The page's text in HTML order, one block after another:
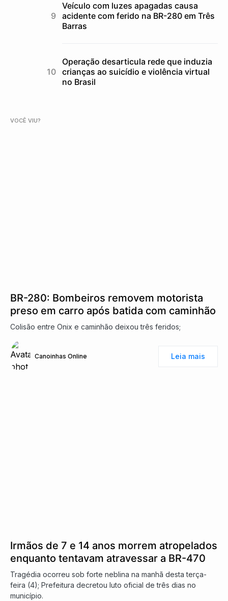
Veículo com luzes apagadas causa
acidente com ferido na BR-280 em Três
Barras
Operação desarticula rede que induzia
crianças ao suicídio e violência virtual
no Brasil
VOCÊ VIU?
BR-280: Bombeiros removem motorista
preso em carro após batida com caminhão
Colisão entre Onix e caminhão deixou três feridos;
Canoinhas Online Leia mais
Irmãos de 7 e 14 anos morrem atropelados
enquanto tentavam atravessar a BR-470
Tragédia ocorreu sob forte neblina na manhã desta terça-
feira (4); Prefeitura decretou luto oficial de três dias no
município.